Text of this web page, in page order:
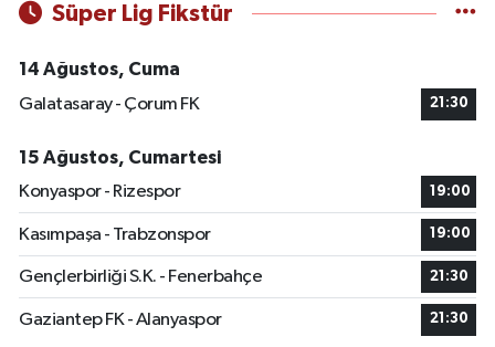
Süper Lig Fikstür
14 Ağustos, Cuma
Galatasaray - Çorum FK
21:30
15 Ağustos, Cumartesi
Konyaspor - Rizespor
19:00
Kasımpaşa - Trabzonspor 19:00
Gençlerbirliği S.K. - Fenerbahçe 21:30
Gaziantep FK - Alanyaspor 21:30